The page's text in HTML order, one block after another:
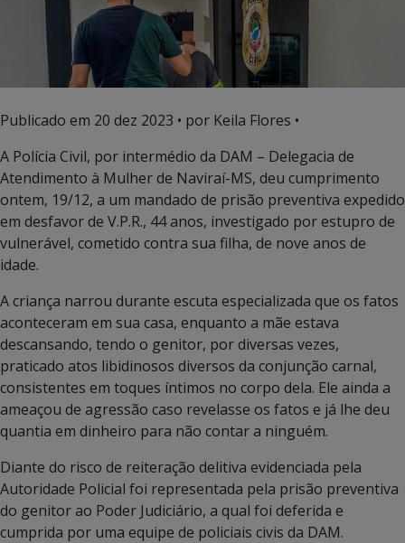
Publicado em 20 dez 2023 • por Keila Flores •
A Polícia Civil, por intermédio da DAM – Delegacia de
Atendimento à Mulher de Naviraí-MS, deu cumprimento
ontem, 19/12, a um mandado de prisão preventiva expedido
em desfavor de V.P.R., 44 anos, investigado por estupro de
vulnerável, cometido contra sua filha, de nove anos de
idade.
A criança narrou durante escuta especializada que os fatos
aconteceram em sua casa, enquanto a mãe estava
descansando, tendo o genitor, por diversas vezes,
praticado atos libidinosos diversos da conjunção carnal,
consistentes em toques íntimos no corpo dela. Ele ainda a
ameaçou de agressão caso revelasse os fatos e já lhe deu
quantia em dinheiro para não contar a ninguém.
Diante do risco de reiteração delitiva evidenciada pela
Autoridade Policial foi representada pela prisão preventiva
do genitor ao Poder Judiciário, a qual foi deferida e
cumprida por uma equipe de policiais civis da DAM.